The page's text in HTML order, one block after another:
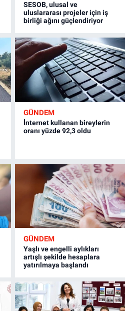
SESOB, ulusal ve
uluslararası projeler için iş
birliği ağını güçlendiriyor
GÜNDEM
İnternet kullanan bireylerin
oranı yüzde 92,3 oldu
GÜNDEM
Yaşlı ve engelli aylıkları
artışlı şekilde hesaplara
yatırılmaya başlandı